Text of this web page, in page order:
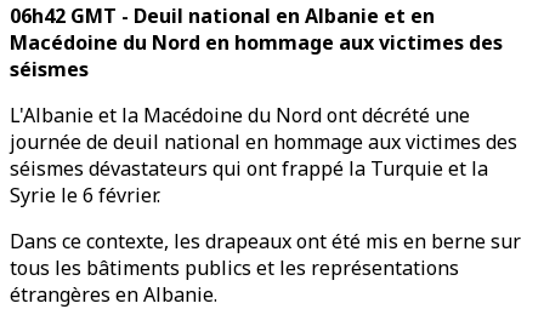
06h42 GMT - Deuil national en Albanie et en
Macédoine du Nord en hommage aux victimes des
séismes
L'Albanie et la Macédoine du Nord ont décrété une
journée de deuil national en hommage aux victimes des
séismes dévastateurs qui ont frappé la Turquie et la
Syrie le 6 février.
Dans ce contexte, les drapeaux ont été mis en berne sur
tous les bâtiments publics et les représentations
étrangères en Albanie.